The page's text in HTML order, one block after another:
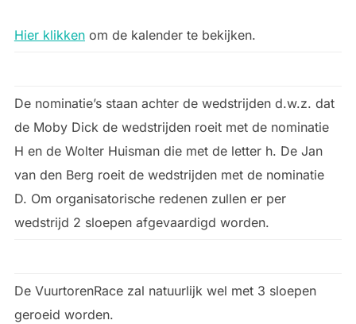
Hier klikkenom de kalender te bekijken.
De nominatie’s staan achter de wedstrijden d.w.z. dat
de Moby Dick de wedstrijden roeit met de nominatie
H en de Wolter Huisman die met de letter h. De Jan
van den Berg roeit de wedstrijden met de nominatie
D. Om organisatorische redenen zullen er per
wedstrijd 2 sloepen afgevaardigd worden.
De VuurtorenRace zal natuurlijk wel met 3 sloepen
geroeid worden.